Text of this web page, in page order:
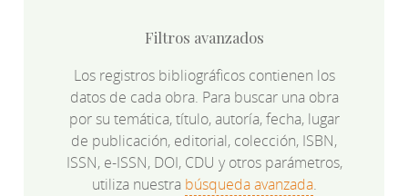
Filtros avanzados
Los registros bibliográficos contienen los
datos de cada obra. Para buscar una obra
por su temática, título, autoría, fecha, lugar
de publicación, editorial, colección, ISBN,
ISSN, e-ISSN, DOI, CDU y otros parámetros,
utiliza nuestra búsqueda avanzada.